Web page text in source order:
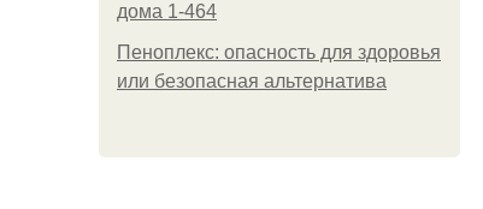
дома 1-464
Пеноплекс: опасность для здоровья
или безопасная альтернатива